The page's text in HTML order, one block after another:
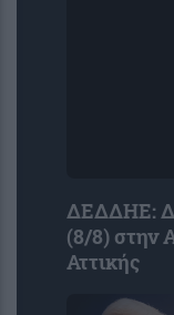
ΔΕΔΔΗΕ:
(8/8) στην
Αττικής